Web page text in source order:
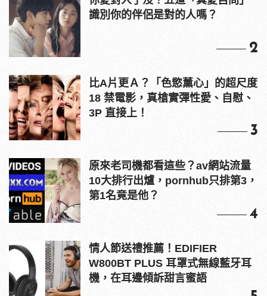
識別你的伴侶是對的人嗎？
2
比A片更Ａ？「色慾薰心」的超尺度
18 禁電影，真槍實彈性愛、自慰、
3P 直接上！
3
原來老司機都看這些？av網站流量
10大排行出爐，pornhub只排第3，
第1名竟是他？
4
情人節送禮推薦！EDIFIER
W800BT PLUS 耳罩式無線藍牙耳
機，在耳邊傾訴甜言蜜語